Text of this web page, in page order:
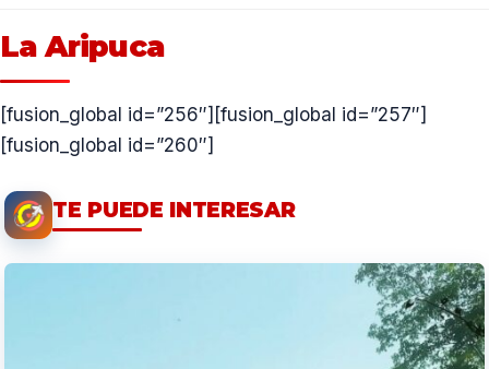
La Aripuca
[fusion_global id=”256″][fusion_global id=”257″]
[fusion_global id=”260″]
TE PUEDE INTERESAR